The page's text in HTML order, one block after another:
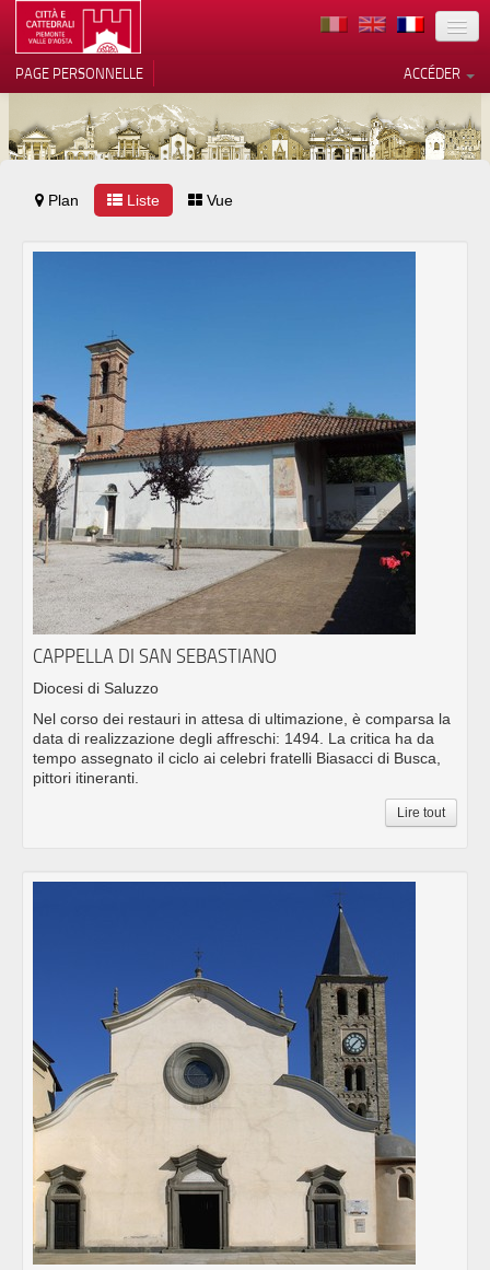
TERRITOIRE
ARCHITECTURE
MUSÉES
BÉNÉVOLES
CONTACTS
PRESS
ACCÉDER
PAGE PERSONNELLE
Plan Liste Vue
CAPPELLA DI SAN SEBASTIANO
Diocesi di Saluzzo
Nel corso dei restauri in attesa di ultimazione, è comparsa la
data di realizzazione degli affreschi: 1494. La critica ha da
tempo assegnato il ciclo ai celebri fratelli Biasacci di Busca,
pittori itineranti.
Lire tout
Notification lors de la collecte
Vos choix en matière de